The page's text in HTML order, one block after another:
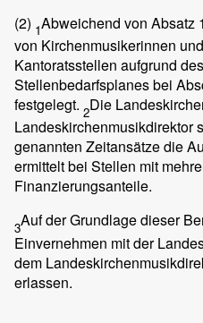
(2) 1Abweichend von Absatz
von Kirchenmusikerinnen
Kantoratsstellen aufgrund
Stellenbedarfsplanes bei
festgelegt. 2Die
Landeskirchenmusikdirektor
genannten Zeitansätze die
ermittelt bei Stellen mit
Finanzierungsanteile.
3Auf der Grundlage dieser
Einvernehmen mit der
dem
erlassen.